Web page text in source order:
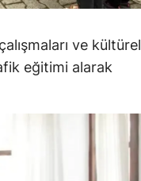
ve kültürel
eğitimi alarak